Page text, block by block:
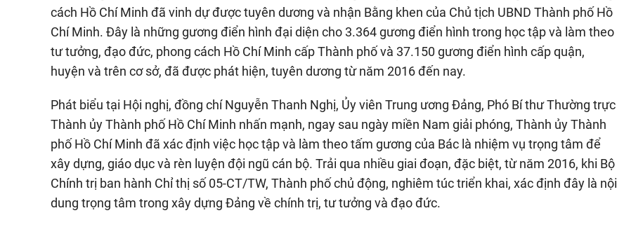
cách Hồ Chí Minh đã vinh dự được tuyên dương và nhận Bằng khen của Chủ tịch UBND Thành phố Hồ
Chí Minh. Đây là những gương điển hình đại diện cho 3.364 gương điển hình trong học tập và làm theo
tư tưởng, đạo đức, phong cách Hồ Chí Minh cấp Thành phố và 37.150 gương điển hình cấp quận,
huyện và trên cơ sở, đã được phát hiện, tuyên dương từ năm 2016 đến nay.
Phát biểu tại Hội nghị, đồng chí Nguyễn Thanh Nghị, Ủy viên Trung ương Đảng, Phó Bí thư Thường trực
Thành ủy Thành phố Hồ Chí Minh nhấn mạnh, ngay sau ngày miền Nam giải phóng, Thành ủy Thành
phố Hồ Chí Minh đã xác định việc học tập và làm theo tấm gương của Bác là nhiệm vụ trọng tâm để
xây dựng, giáo dục và rèn luyện đội ngũ cán bộ. Trải qua nhiều giai đoạn, đặc biệt, từ năm 2016, khi Bộ
Chính trị ban hành Chỉ thị số 05-CT/TW, Thành phố chủ động, nghiêm túc triển khai, xác định đây là nội
dung trọng tâm trong xây dựng Đảng về chính trị, tư tưởng và đạo đức.